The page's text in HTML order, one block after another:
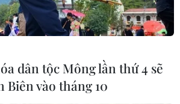
ưu đãi thuế hỗ
nghiệp chiến lược
dân tộc Mông lần thứ 4 sẽ
vào tháng 10